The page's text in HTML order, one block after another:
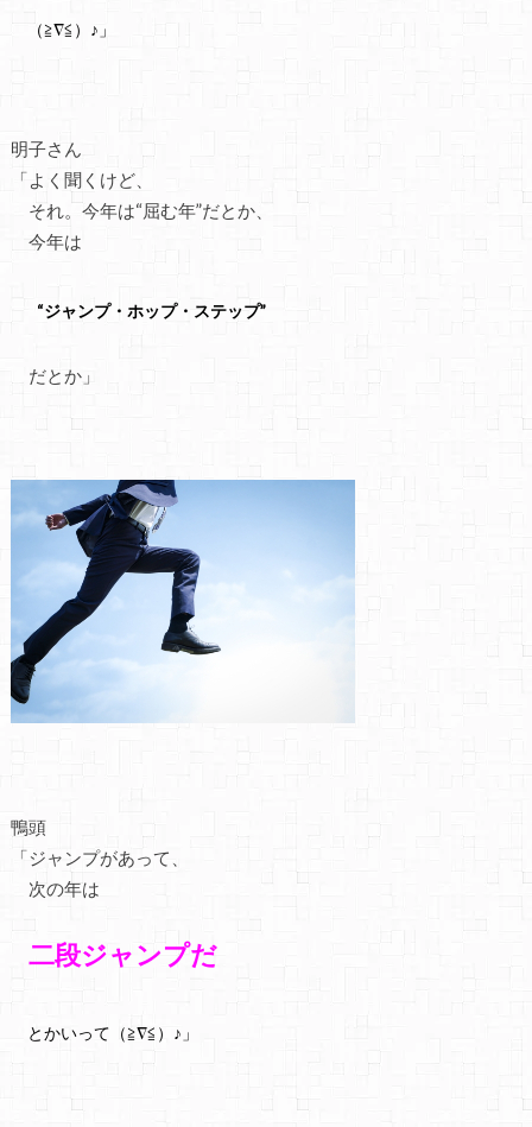
（≧∇≦）♪」
明子さん
「よく聞くけど、
それ。今年は“屈む年”だとか、
今年は
“ジャンプ・ ホップ・ ステップ”
だとか」
鴨頭
「ジャンプがあって、
次の年は
二段ジャンプだ
とかいって（≧∇≦）♪」